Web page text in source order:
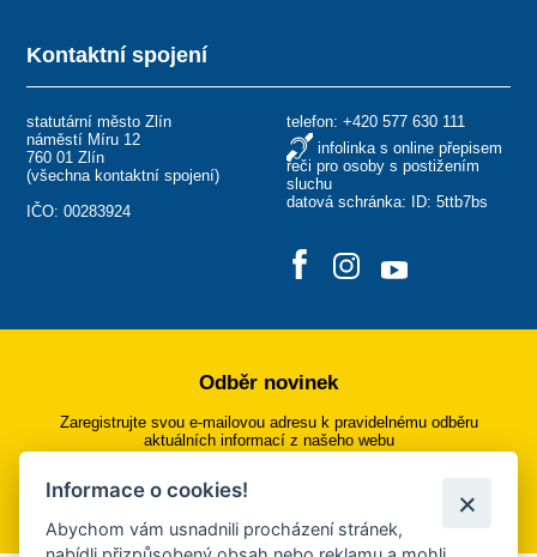
Kontaktní spojení
statutární město Zlín
náměstí Míru 12
760 01 Zlín
(všechna kontaktní spojení)
IČO: 00283924
telefon: +420 577 630 111
infolinka s online přepisem
řeči pro osoby s postižením
sluchu
datová schránka: ID: 5ttb7bs
Odběr novinek
Zaregistrujte svou e-mailovou adresu k pravidelnému odběru
aktuálních informací z našeho webu
Přihlásit se k odběru
Informace o cookies!
Abychom vám usnadnili procházení stránek,